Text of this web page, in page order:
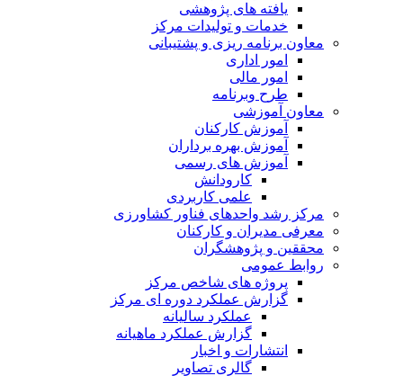
یافته های پژوهشی
خدمات و تولیدات مرکز
معاون برنامه ریزی و پشتیبانی
امور اداری
امور مالی
طرح وبرنامه
معاون آموزشی
آموزش کارکنان
آموزش بهره برداران
آموزش های رسمی
کارودانش
علمی کاربردی
مرکز رشد واحدهای فناور کشاورزی
معرفی مدیران و کارکنان
محققین و پژوهشگران
روابط عمومی
پروژه های شاخص مرکز
گزارش عملکرد دوره ای مرکز
عملکرد سالیانه
گزارش عملکرد ماهیانه
انتشارات و اخبار
گالری تصاویر